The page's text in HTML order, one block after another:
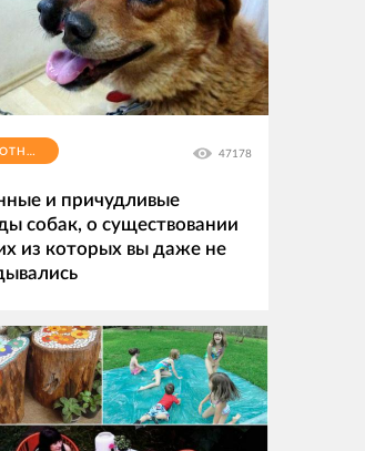
ЖИВОТНЫЕ 47178
и причудливые
собак, о существовании
из которых вы даже не